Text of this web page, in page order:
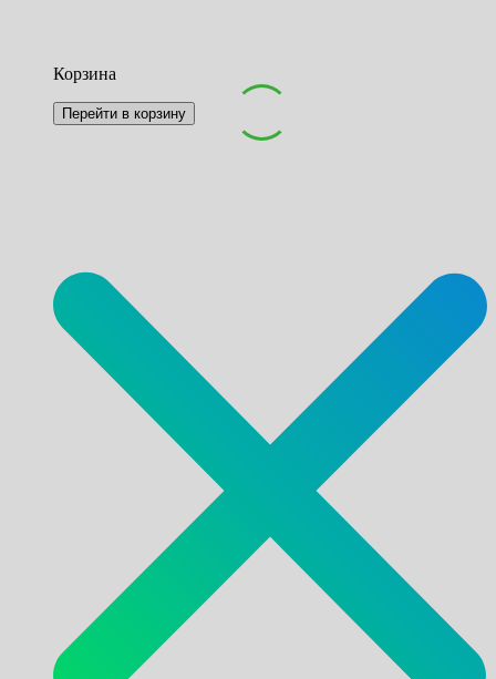
Корзина
Перейти в корзину